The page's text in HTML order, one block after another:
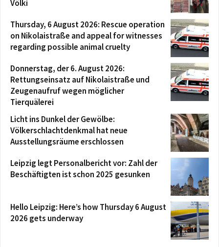
Völki
Thursday, 6 August 2026: Rescue operation
on Nikolaistraße and appeal for witnesses
regarding possible animal cruelty
Donnerstag, der 6. August 2026:
Rettungseinsatz auf Nikolaistraße und
Zeugenaufruf wegen möglicher
Tierquälerei
Licht ins Dunkel der Gewölbe:
Völkerschlachtdenkmal hat neue
Ausstellungsräume erschlossen
Leipzig legt Personalbericht vor: Zahl der
Beschäftigten ist schon 2025 gesunken
Hello Leipzig: Here’s how Thursday 6 August
2026 gets underway